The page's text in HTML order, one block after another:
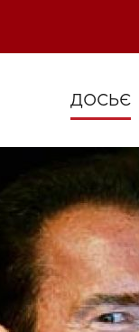
ДОСЬЄ